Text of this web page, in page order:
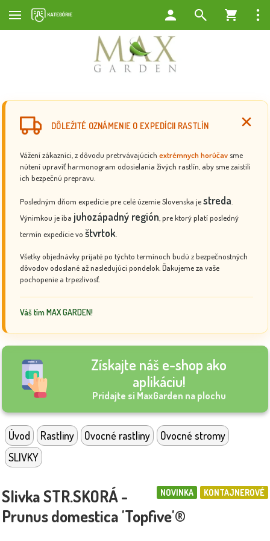
DÔLEŽITÉ OZNÁMENIE O EXPEDÍCII RASTLÍN
Vážení zákazníci, z dôvodu pretrvávajúcich extrémnych horúčav sme
nútení upraviť harmonogram odosielania živých rastlín, aby sme zaistili
ich bezpečnú prepravu.
Posledným dňom expedície pre celé územie Slovenska jestreda
Výnimkou je iba juhozápadný región , pre ktorý platí posledný
termín expedície vo štvrtok
Všetky objednávky prijaté po týchto termínoch budú z bezpečnostných
dôvodov odoslané až nasledujúci pondelok. Ďakujeme za vaše
pochopenie a trpezlivosť.
Váš tím MAX GARDEN!
Získajte náš e-shop ako
aplikáciu!
Pridajte si MaxGarden na plochu
Úvod Rastliny Ovocné rastliny
Ovocné stromy
SLIVKY
KONTAJNEROVÉ
NOVINKA
Slivka STR.SKORÁ -
Prunus domestica 'Topfive'®